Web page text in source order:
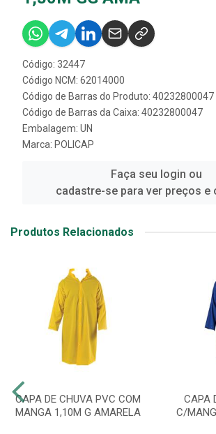
Código: 32447
Código NCM: 62014000
Código de Barras do Produto: 40232800047
Código de Barras da Caixa: 40232800047
Embalagem: UN
Marca: POLICAP
Faça seu login ou
cadastre-se para ver preços e
Produtos Relacionados
CAPA DE CHUVA PVC COM
MANGA 1,10M G AMARELA
CAPA
C/